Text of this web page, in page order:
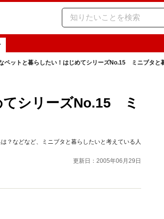
ペットと暮らしたい！はじめてシリーズNo.15 ミニブタと
てシリーズNo.15 ミ
？などなど、ミニブタと暮らしたいと考えている人
更新日：2005年06月29日